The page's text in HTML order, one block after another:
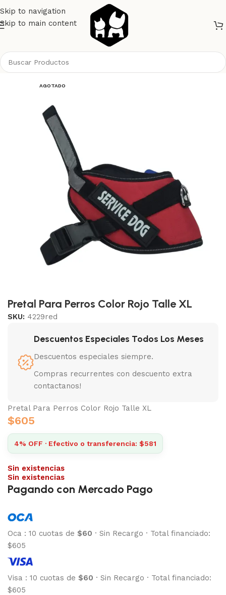
Skip to navigation
Skip to main content
AGOTADO
Pretal Para Perros Color Rojo Talle XL
SKU: 4229red
Descuentos Especiales Todos Los Meses
Descuentos especiales siempre.
Compras recurrentes con descuento extra
contactanos!
Pretal Para Perros Color Rojo Talle XL
$605
4% OFF · Efectivo o transferencia: $581
Sin existencias
Sin existencias
Pagando con Mercado Pago
Oca : 10 cuotas de $60 · Sin Recargo · Total financiado:
$605
Visa : 10 cuotas de $60 · Sin Recargo · Total financiado:
$605